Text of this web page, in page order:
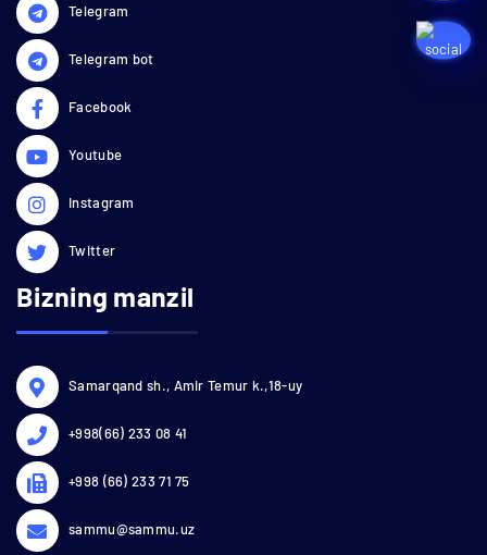
Telegram
Telegram bot
Facebook
Youtube
Instagram
Twitter
Bizning manzil
Samarqand sh., Amir Temur k.,18-uy
+998(66) 233 08 41
+998 (66) 233 71 75
sammu@sammu.uz